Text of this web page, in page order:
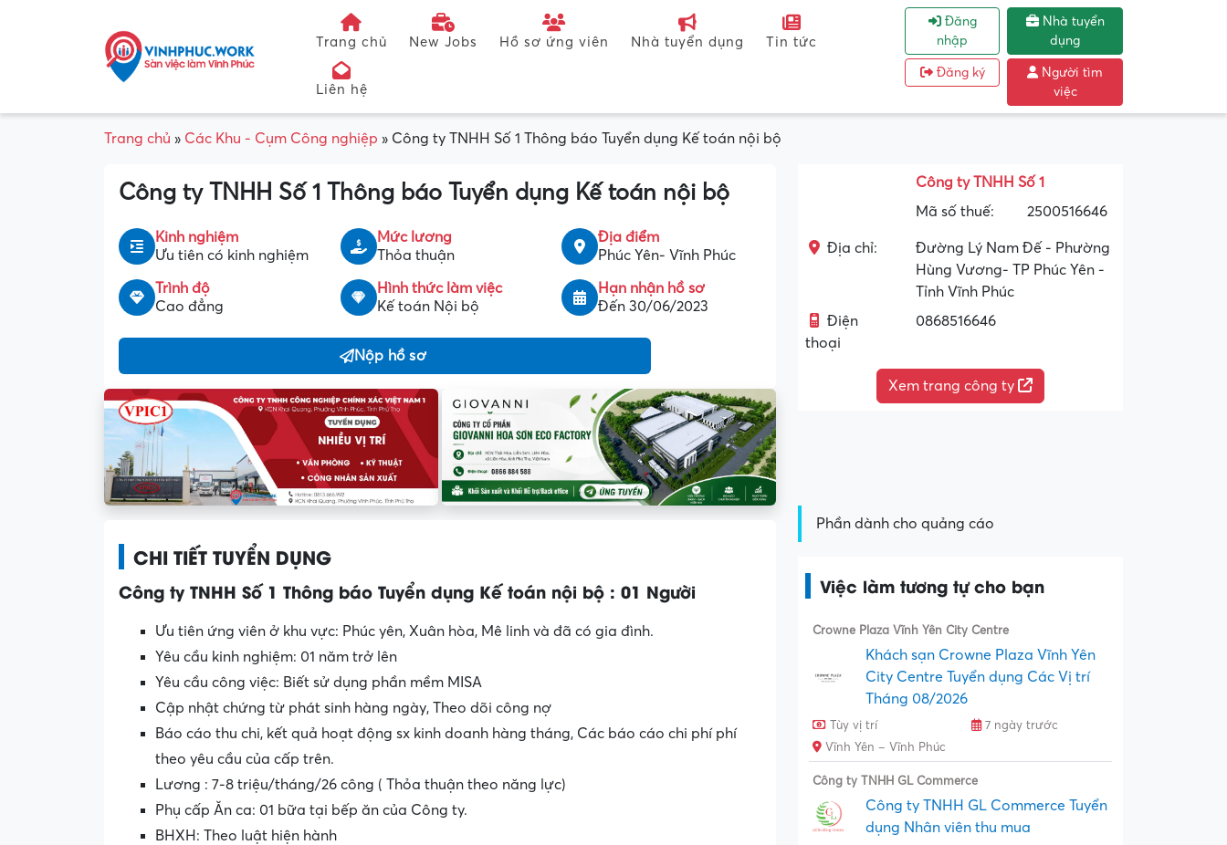
Trang chủ New Jobs Hồ sơ ứng viên Nhà tuyển dụng Tin tức
Liên hệ
Đăng
nhập
Đăng ký
Nhà tuyển
dụng
Người tìm
việc
Trang chủ » Các Khu - Cụm Công nghiệp » Công ty TNHH Số 1 Thông báo Tuyển dụng Kế toán nội bộ
Công ty TNHH Số 1 Thông báo Tuyển dụng Kế toán nội bộ
Kinh nghiệm
Ưu tiên có kinh nghiệm
Mức lương
Thỏa thuận
Địa điểm
Phúc Yên- Vĩnh Phúc
Trình độ
Cao đẳng
Hình thức làm việc
Kế toán Nội bộ
Hạn nhận hồ sơ
Đến 30/06/2023
Nộp hồ sơ
Công ty TNHH Số 1
Mã số thuế:
2500516646
Địa chỉ:
Đường Lý Nam Đế - Phường
Hùng Vương- TP Phúc Yên -
Tỉnh Vĩnh Phúc
Điện
thoại
0868516646
Xem trang công ty
CHI TIẾT TUYỂN DỤNG
Công ty TNHH Số 1 Thông báo Tuyển dụng Kế toán nội bộ : 01 Người
Ưu tiên ứng viên ở khu vực: Phúc yên, Xuân hòa, Mê linh và đã có gia đình.
Yêu cầu kinh nghiệm: 01 năm trở lên
Yêu cầu công việc: Biết sử dụng phần mềm MISA
Cập nhật chứng từ phát sinh hàng ngày, Theo dõi công nợ
Báo cáo thu chi, kết quả hoạt động sx kinh doanh hàng tháng, Các báo cáo chi phí phí
theo yêu cầu của cấp trên.
Lương : 7-8 triệu/tháng/26 công ( Thỏa thuận theo năng lực)
Phụ cấp Ăn ca: 01 bữa tại bếp ăn của Công ty.
BHXH: Theo luật hiện hành
Phần dành cho quảng cáo
Việc làm tương tự cho bạn
Crowne Plaza Vĩnh Yên City Centre
Khách sạn Crowne Plaza Vĩnh Yên
City Centre Tuyển dụng Các Vị trí
Tháng 08/2026
Tùy vị trí
7 ngày trước
Vĩnh Yên – Vĩnh Phúc
Công ty TNHH GL Commerce
Công ty TNHH GL Commerce Tuyển
dụng Nhân viên thu mua